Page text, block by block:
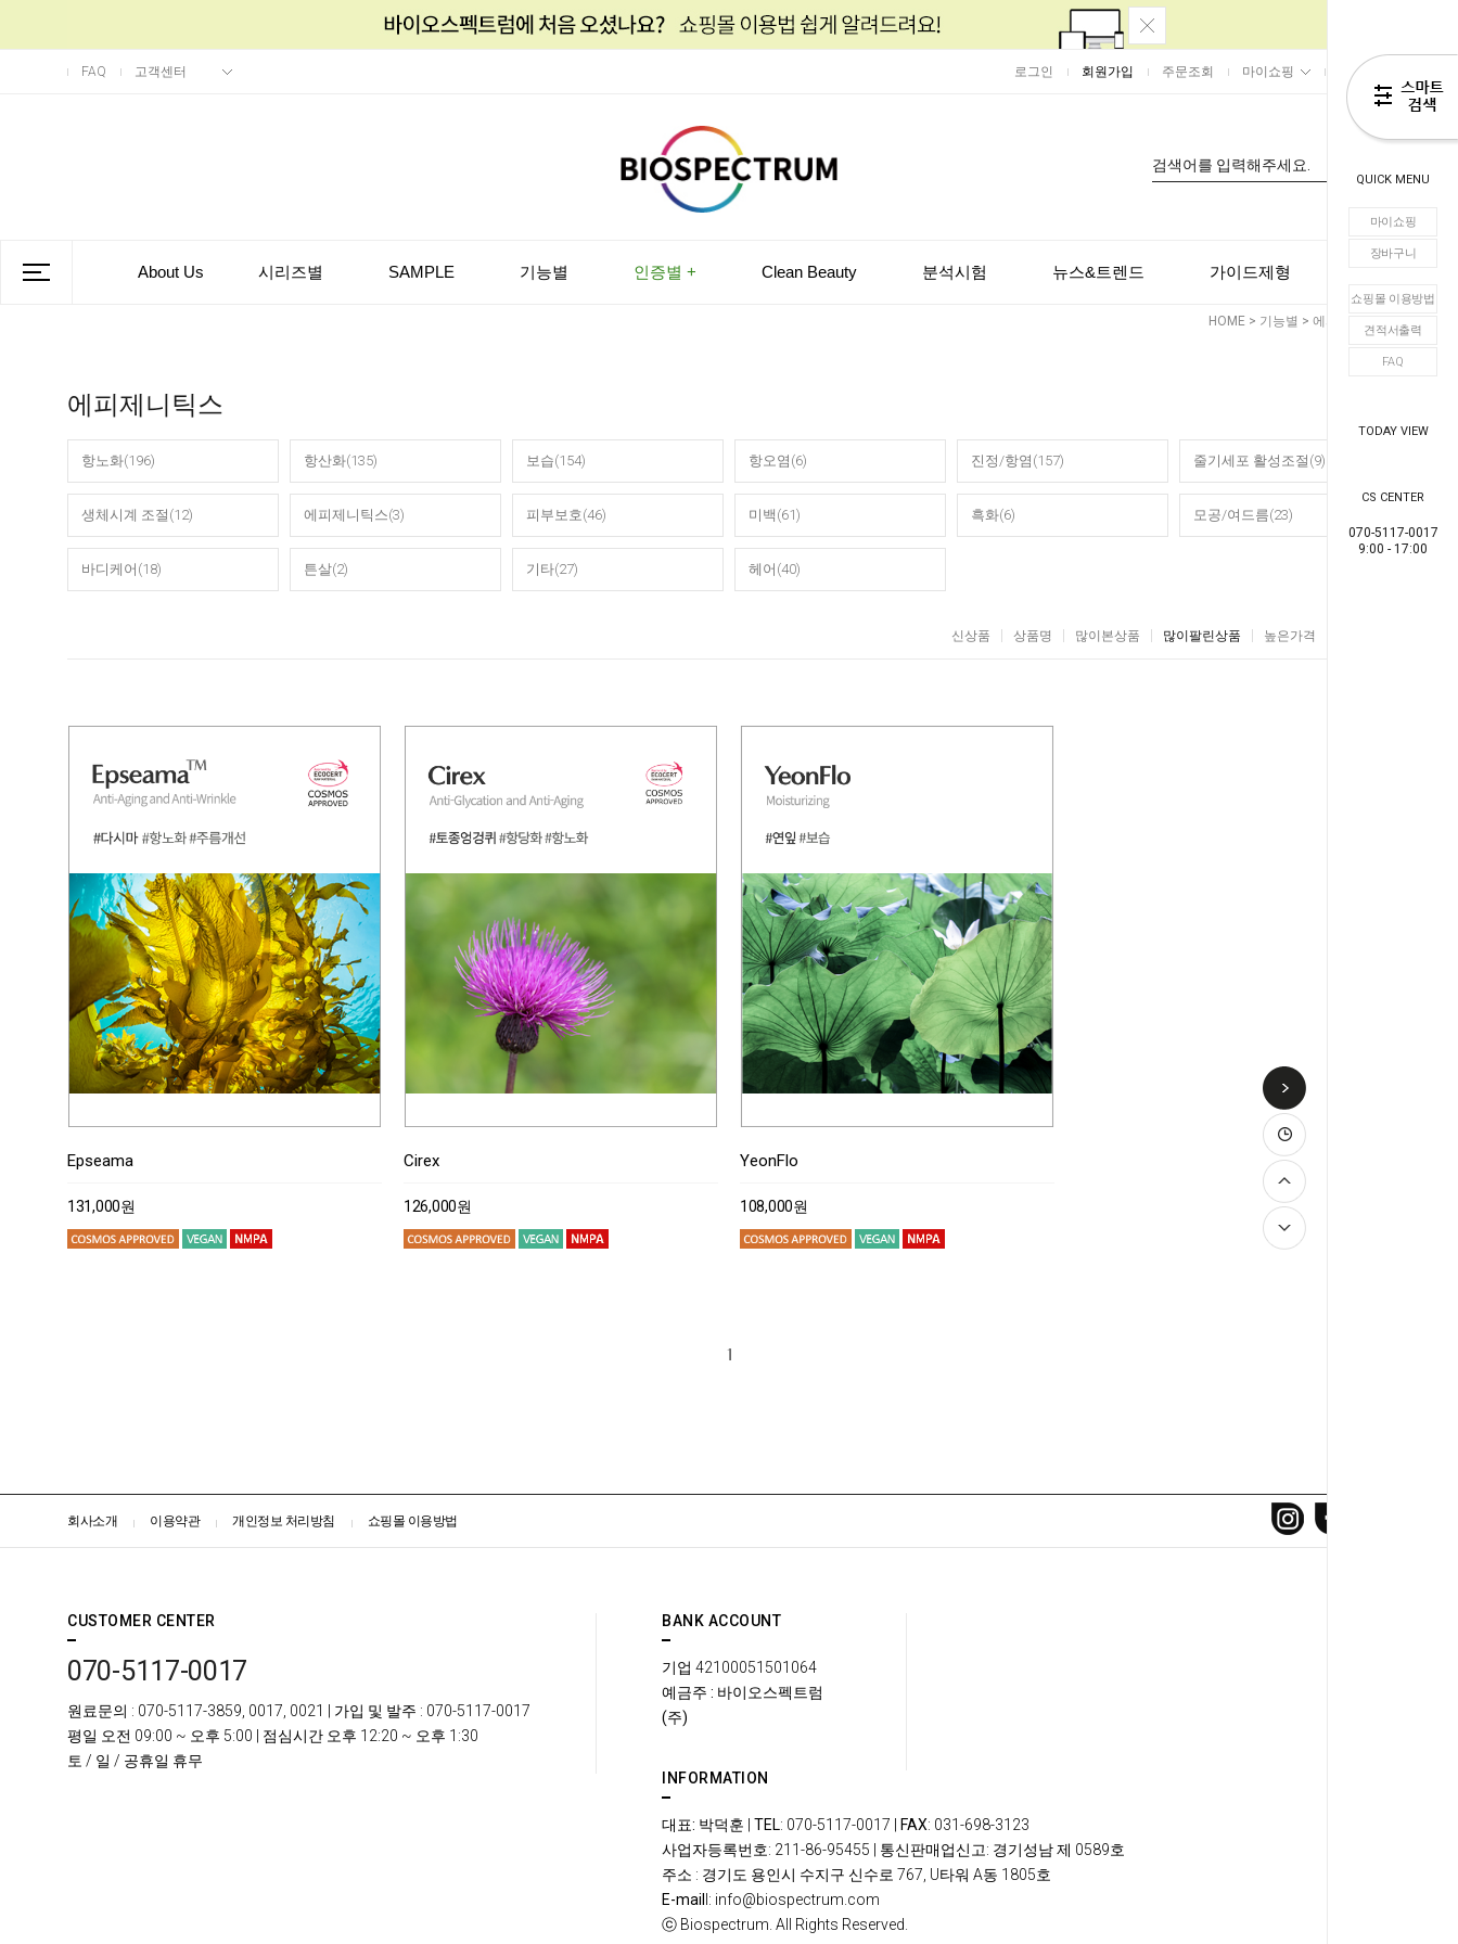
QUICK MENU
마이쇼핑
장바구니
쇼핑몰 이용방법
견적서출력
FAQ
TODAY VIEW
CS CENTER
070-5117-0017
9:00 - 17:00
FAQ 고객센터 로그인 회원가입 주문조회 마이쇼핑 장바구니
About Us 시리즈별 SAMPLE 기능별 인증별 + Clean Beauty 분석시험 뉴스&트렌드 가이드제형
HOME > 기능별 > 에피제니틱스
에피제니틱스
항노화(196) 항산화(135) 보습(154) 항오염(6) 진정/항염(157) 줄기세포 활성조절(9)
생체시계 조절(12) 에피제니틱스(3) 피부보호(46) 미백(61) 흑화(6) 모공/여드름(23)
바디케어(18) 튼살(2) 기타(27) 헤어(40)
신상품 상품명 많이본상품 많이팔린상품 높은가격
Epseama
131,000원
Cirex
126,000원
YeonFlo
108,000원
1
회사소개 이용약관 개인정보 처리방침 쇼핑몰 이용방법
CUSTOMER CENTER
070-5117-0017
원료문의 : 070-5117-3859, 0017, 0021 | 가입 및 발주 : 070-5117-0017
평일 오전 09:00 ~ 오후 5:00 | 점심시간 오후 12:20 ~ 오후 1:30
토 / 일 / 공휴일 휴무
BANK ACCOUNT
기업 42100051501064
예금주 : 바이오스펙트럼
(주)
INFORMATION
대표: 박덕훈 TEL: 070-5117-0017 | FAX: 031-698-3123
사업자등록번호: 211-86-95455 | 통신판매업신고: 경기성남 제 0589호
주소 : 경기도 용인시 수지구 신수로 767, U타워 A동 1805호
E-mail l: info@biospectrum.com
ⓒ Biospectrum. All Rights Reserved.